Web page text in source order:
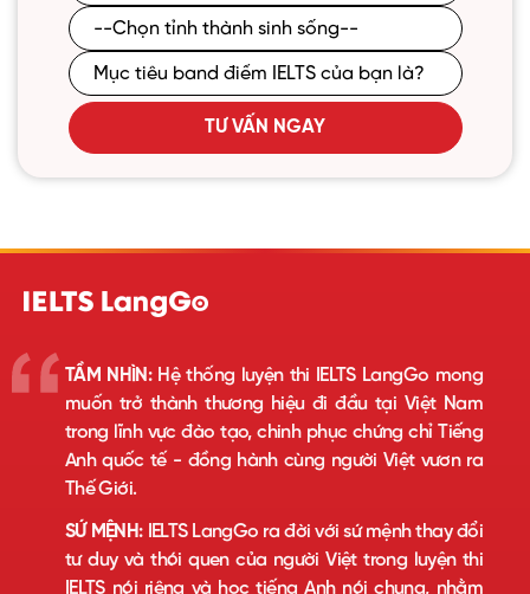
TƯ VẤN NGAY
TẦM NHÌN:Hệ thống luyện thi IELTS LangGo mong
muốn trở thành thương hiệu đi đầu tại Việt Nam
trong lĩnh vực đào tạo, chinh phục chứng chỉ Tiếng
Anh quốc tế - đồng hành cùng người Việt vươn ra
Thế Giới.
SỨ MỆNH:IELTS LangGo ra đời với sứ mệnh thay đổi
tư duy và thói quen của người Việt trong luyện thi
IELTS nói riêng và học tiếng Anh nói chung, nhằm